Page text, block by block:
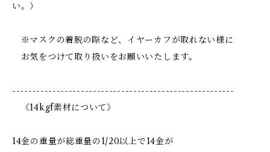
い。）
※マスクの着脱の際など、イヤーカフが取れない様に
お気をつけて取り扱いをお願いいたします。
-------------------------------------------------------
《14kgf素材について》
14金の重量が総重量の1/20以上で14金が